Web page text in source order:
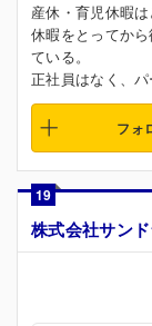
産休・育児休暇は
休暇をとってか
ている。
正社員はなく、
フォ
19
株式会社サン